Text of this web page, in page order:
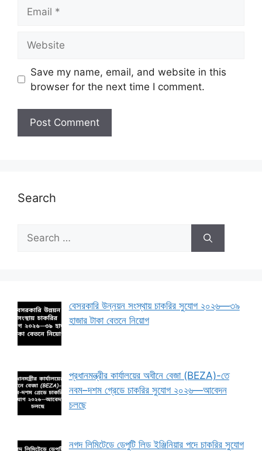
Save my name, email, and website in this
browser for the next time I comment.
Search
Search
for:
বেসরকারি উন্নয়ন সংস্থায় চাকরির সুযোগ ২০২৬—৩৯
হাজার টাকা বেতনে নিয়োগ
প্রধানমন্ত্রীর কার্যালয়ের অধীনে বেজা (BEZA)-তে
নবম–দশম গ্রেডে চাকরির সুযোগ ২০২৬—আবেদন
চলছে
নগদ লিমিটেডে ডেপুটি লিড ইঞ্জিনিয়ার পদে চাকরির সুযোগ